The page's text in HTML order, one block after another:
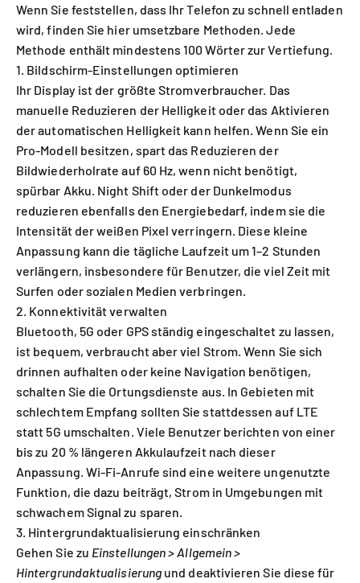
Wenn Sie feststellen, dass Ihr Telefon zu schnell entladen
wird, finden Sie hier umsetzbare Methoden. Jede
Methode enthält mindestens 100 Wörter zur Vertiefung.
1. Bildschirm-Einstellungen optimieren
Ihr Display ist der größte Stromverbraucher. Das
manuelle Reduzieren der Helligkeit oder das Aktivieren
der automatischen Helligkeit kann helfen. Wenn Sie ein
Pro-Modell besitzen, spart das Reduzieren der
Bildwiederholrate auf 60 Hz, wenn nicht benötigt,
spürbar Akku. Night Shift oder der Dunkelmodus
reduzieren ebenfalls den Energiebedarf, indem sie die
Intensität der weißen Pixel verringern. Diese kleine
Anpassung kann die tägliche Laufzeit um 1–2 Stunden
verlängern, insbesondere für Benutzer, die viel Zeit mit
Surfen oder sozialen Medien verbringen.
2. Konnektivität verwalten
Bluetooth, 5G oder GPS ständig eingeschaltet zu lassen,
ist bequem, verbraucht aber viel Strom. Wenn Sie sich
drinnen aufhalten oder keine Navigation benötigen,
schalten Sie die Ortungsdienste aus. In Gebieten mit
schlechtem Empfang sollten Sie stattdessen auf LTE
statt 5G umschalten. Viele Benutzer berichten von einer
bis zu 20 % längeren Akkulaufzeit nach dieser
Anpassung. Wi-Fi-Anrufe sind eine weitere ungenutzte
Funktion, die dazu beiträgt, Strom in Umgebungen mit
schwachem Signal zu sparen.
3. Hintergrundaktualisierung einschränken
Gehen Sie zu Einstellungen > Allgemein >
Hintergrundaktualisierung und deaktivieren Sie diese für